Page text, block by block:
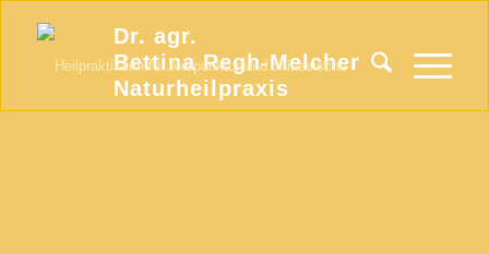
Dr. agr.
Bettina Regh-Melcher
Naturheilpraxis